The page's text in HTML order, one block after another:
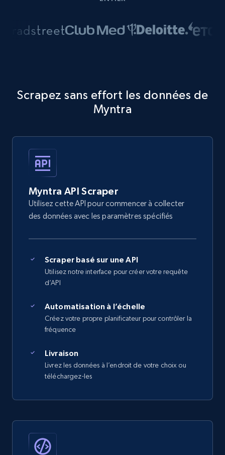
Scrapez sans effort les données de
Myntra
Myntra API Scraper
Utilisez cette API pour commencer à collecter
des données avec les paramètres spécifiés
Scraper basé sur une API
Utilisez notre interface pour créer votre requête
d’API
Automatisation à l’échelle
Créez votre propre planificateur pour contrôler la
fréquence
Livraison
Livrez les données à l’endroit de votre choix ou
téléchargez-les